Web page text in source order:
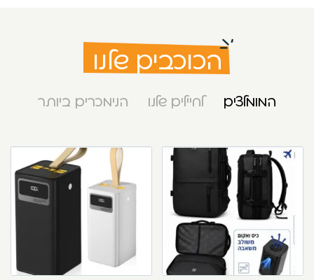
הכוכבים שלנו
המומלצים לחיילים שלנו הנימכרים ביותר